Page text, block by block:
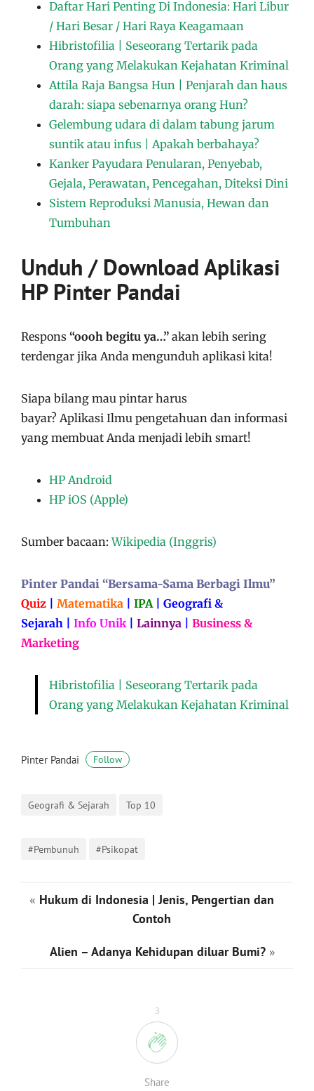
3
Share
Daftar Hari Penting Di Indonesia: Hari Libur
/ Hari Besar / Hari Raya Keagamaan
Hibristofilia | Seseorang Tertarik pada
Orang yang Melakukan Kejahatan Kriminal
Attila Raja Bangsa Hun | Penjarah dan haus
darah: siapa sebenarnya orang Hun?
Gelembung udara di dalam tabung jarum
suntik atau infus | Apakah berbahaya?
Kanker Payudara Penularan, Penyebab,
Gejala, Perawatan, Pencegahan, Diteksi Dini
Sistem Reproduksi Manusia, Hewan dan
Tumbuhan
Unduh / Download Aplikasi
HP Pinter Pandai
Respons “oooh begitu ya…” akan lebih sering
terdengar jika Anda mengunduh aplikasi kita!
Siapa bilang mau pintar harus
bayar? Aplikasi Ilmu pengetahuan dan informasi
yang membuat Anda menjadi lebih smart!
HP Android
HP iOS (Apple)
Sumber bacaan:Wikipedia (Inggris)
Pinter Pandai “Bersama-Sama Berbagi Ilmu”
Quiz
Matematika IPA
Geografi &
Sejarah
Info Unik Lainnya
Business &
Marketing
Hibristofilia | Seseorang Tertarik pada
Orang yang Melakukan Kejahatan Kriminal
Pinter Pandai Follow
Geografi & Sejarah Top 10
#Pembunuh #Psikopat
« Hukum di Indonesia | Jenis, Pengertian dan
Contoh
Alien – Adanya Kehidupan diluar Bumi?»